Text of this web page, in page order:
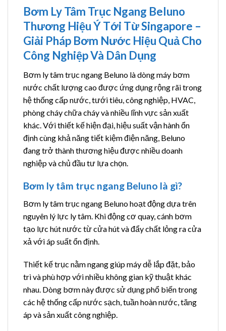
Bơm Ly Tâm Trục Ngang Beluno
Thương Hiệu Ý Tới Từ Singapore –
Giải Pháp Bơm Nước Hiệu Quả Cho
Công Nghiệp Và Dân Dụng
Bơm ly tâm trục ngang Beluno là dòng máy bơm
nước chất lượng cao được ứng dụng rộng rãi trong
hệ thống cấp nước, tưới tiêu, công nghiệp, HVAC,
phòng cháy chữa cháy và nhiều lĩnh vực sản xuất
khác. Với thiết kế hiện đại, hiệu suất vận hành ổn
định cùng khả năng tiết kiệm điện năng, Beluno
đang trở thành thương hiệu được nhiều doanh
nghiệp và chủ đầu tư lựa chọn.
Bơm ly tâm trục ngang Beluno là gì?
Bơm ly tâm trục ngang Beluno hoạt động dựa trên
nguyên lý lực ly tâm. Khi động cơ quay, cánh bơm
tạo lực hút nước từ cửa hút và đẩy chất lỏng ra cửa
xả với áp suất ổn định.
Thiết kế trục nằm ngang giúp máy dễ lắp đặt, bảo
trì và phù hợp với nhiều không gian kỹ thuật khác
nhau. Dòng bơm này được sử dụng phổ biến trong
các hệ thống cấp nước sạch, tuần hoàn nước, tăng
áp và sản xuất công nghiệp.